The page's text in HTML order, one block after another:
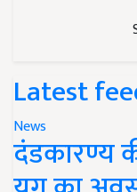
Latest
News
दंडकारण्य